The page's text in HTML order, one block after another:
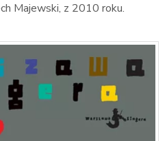
Majewski, z 2010 roku.